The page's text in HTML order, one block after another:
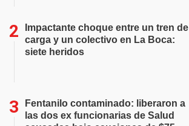
Impactante choque entre un tren de
carga y un colectivo en La Boca:
siete heridos
Fentanilo contaminado: liberaron a
las dos ex funcionarias de Salud